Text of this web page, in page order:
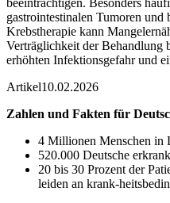
gastrointestinalen Tumoren
Krebstherapie kann
Verträglichkeit der Behandlung
erhöhten Infektionsgefahr und
Artikel10.02.2026
Zahlen und Fakten für
4 Millionen Menschen in
520.000 Deutsche
20 bis 30 Prozent der
leiden an krank-